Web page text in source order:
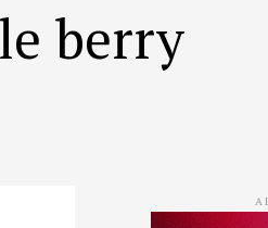
berry